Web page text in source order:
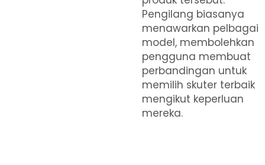
Pengilang biasanya
menawarkan pelbagai
model, membolehkan
pengguna membuat
perbandingan untuk
memilih skuter terbaik
mengikut keperluan
mereka.